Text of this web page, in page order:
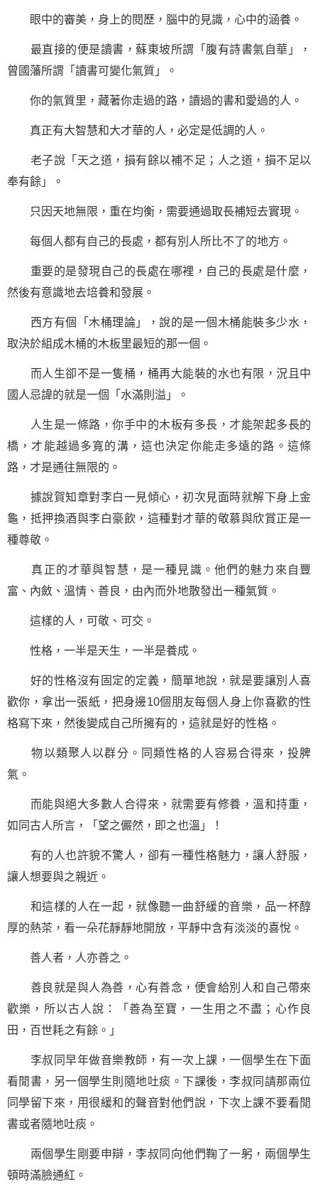
眼中的審美，身上的閱歷，腦中的見識，心中的涵養。
最直接的便是讀書，蘇東坡所謂「腹有詩書氣自華」，
曾國藩所謂「讀書可變化氣質」。
你的氣質里，藏著你走過的路，讀過的書和愛過的人。
真正有大智慧和大才華的人，必定是低調的人。
老子說「天之道，損有餘以補不足；人之道，損不足以
奉有餘」。
只因天地無限，重在均衡，需要通過取長補短去實現。
每個人都有自己的長處，都有別人所比不了的地方。
重要的是發現自己的長處在哪裡，自己的長處是什麼，
然後有意識地去培養和發展。
西方有個「木桶理論」，說的是一個木桶能裝多少水，
取決於組成木桶的木板里最短的那一個。
而人生卻不是一隻桶，桶再大能裝的水也有限，況且中
國人忌諱的就是一個「水滿則溢」。
人生是一條路，你手中的木板有多長，才能架起多長的
橋，才能越過多寬的溝，這也決定你能走多遠的路。這條
路，才是通往無限的。
據說賀知章對李白一見傾心，初次見面時就解下身上金
龜，抵押換酒與李白豪飲，這種對才華的敬慕與欣賞正是一
種尊敬。
真正的才華與智慧，是一種見識。他們的魅力來自豐
富、內斂、溫情、善良，由內而外地散發出一種氣質。
這樣的人，可敬、可交。
性格，一半是天生，一半是養成。
好的性格沒有固定的定義，簡單地說，就是要讓別人喜
歡你，拿出一張紙，把身邊10個朋友每個人身上你喜歡的性
格寫下來，然後變成自己所擁有的，這就是好的性格。
物以類聚人以群分。同類性格的人容易合得來，投脾
氣。
而能與絕大多數人合得來，就需要有修養，溫和持重，
如同古人所言，「望之儼然，即之也溫」！
有的人也許貌不驚人，卻有一種性格魅力，讓人舒服，
讓人想要與之親近。
和這樣的人在一起，就像聽一曲舒緩的音樂，品一杯醇
厚的熱茶，看一朵花靜靜地開放，平靜中含有淡淡的喜悅。
善人者，人亦善之。
善良就是與人為善，心有善念，便會給別人和自己帶來
歡樂，所以古人說：「善為至寶，一生用之不盡；心作良
田，百世耗之有餘。」
李叔同早年做音樂教師，有一次上課，一個學生在下面
看閒書，另一個學生則隨地吐痰。下課後，李叔同請那兩位
同學留下來，用很緩和的聲音對他們說，下次上課不要看閒
書或者隨地吐痰。
兩個學生剛要申辯，李叔同向他們鞠了一躬，兩個學生
頓時滿臉通紅。